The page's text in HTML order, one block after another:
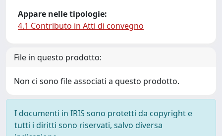
Appare nelle tipologie:
4.1 Contributo in Atti di convegno
File in questo prodotto:
Non ci sono file associati a questo prodotto.
I documenti in IRIS sono protetti da copyright e
tutti i diritti sono riservati, salvo diversa